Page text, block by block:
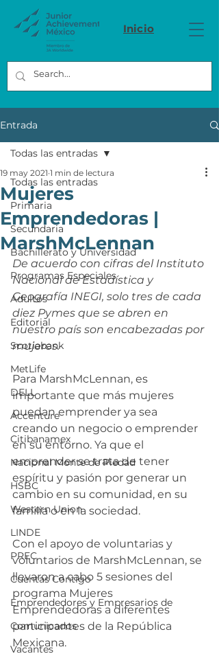
Inicio
Entrada
Todas las entradas
Primaria
Secundaria
Bachillerato y Universidad
Programas Especiales
Adultos
Editorial
Scotiabank
MetLife
DELL
Accenture
Citibanamex
Nacional Monte de Piedad
HSBC
Western Union
LINDE
PREC
Cuentas Contigo
Emprendedores y Empresarios de
Comunicados
Vacantes
Todas las entradas
Mujeres
Emprendedoras |
MarshMcLennan
19 may 2021 1 min de lectura
De acuerdo con cifras del Instituto
Nacional de Estadística y
Geografía INEGI, solo tres de cada
diez Pymes que se abren en
nuestro país son encabezadas por
mujeres.
Para MarshMcLennan, es
importante que más mujeres
puedan emprender ya sea
creando un negocio o emprender
en su entorno. Ya que el
emprender se trata de tener
espíritu y pasión por generar un
cambio en su comunidad, en su
familia o en la sociedad.
Con el apoyo de voluntarias y
voluntarios de MarshMcLennan, se
llevaron a cabo 5 sesiones del
programa Mujeres
Emprendedoras a diferentes
participantes de la República
Mexicana.